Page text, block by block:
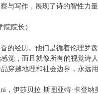
与写作，展现了诗的智性力
院长）
的经历。他们是循着伦理罗
觉，而且就像所有的视觉诗
穿越地理和社会边界，永远
，伊莎贝拉·斯图亚特·卡登纳